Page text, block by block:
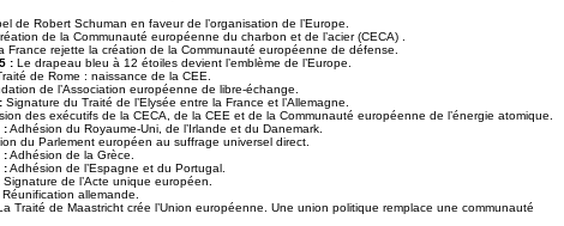
de Robert Schuman en faveur de l’organisation de l’Europe.
de la Communauté européenne du charbon et de l’acier (CECA) .
France rejette la création de la Communauté européenne de défense.
: Le drapeau bleu à 12 étoiles devient l’emblème de l’Europe.
de Rome : naissance de la CEE.
de l’Association européenne de libre-échange.
Signature du Traité de l’Elysée entre la France et l’Allemagne.
des exécutifs de la CECA, de la CEE et de la Communauté européenne de l’énergie atomique.
:Adhésion du Royaume-Uni, de l’Irlande et du Danemark.
du Parlement européen au suffrage universel direct.
:Adhésion de la Grèce.
:Adhésion de l’Espagne et du Portugal.
Signature de l’Acte unique européen.
Réunification allemande.
Traité de Maastricht crée l’Union européenne. Une union politique remplace une communauté